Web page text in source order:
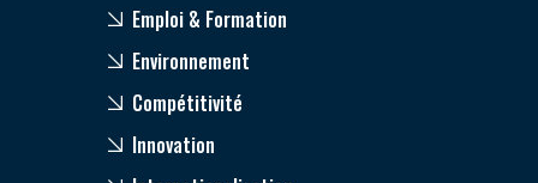
Emploi & Formation
Environnement
Compétitivité
Innovation